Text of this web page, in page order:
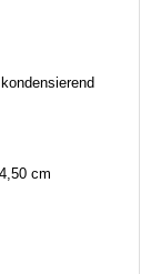
cm